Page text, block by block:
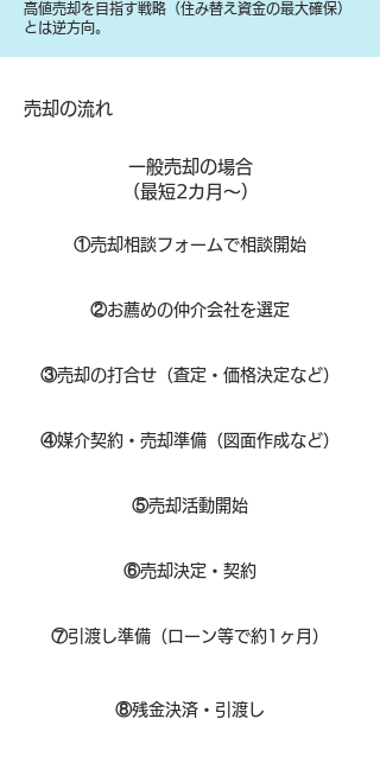
高値売却を目指す戦略（住み替え資金の最大確保）
とは逆方向。
​売却の流れ
一般売却の場合
​（最短2カ月～）
①​売却相談フォームで相談開始
②お薦めの仲介会社を選定
③売却の打合せ（査定・価格決定など）
④媒介契約・売却準備（図面作成など）
⑤売却活動開始
⑥売却決定・契約
⑦引渡し準備（ローン等で約1ヶ月）
⑧​残金決済・引渡し